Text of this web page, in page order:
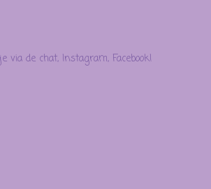
de chat, Instagram, Facebook!